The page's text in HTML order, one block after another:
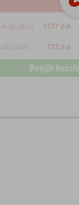
Augustus 1177 p.p.
Oktober 772 p.p.
Bekijk